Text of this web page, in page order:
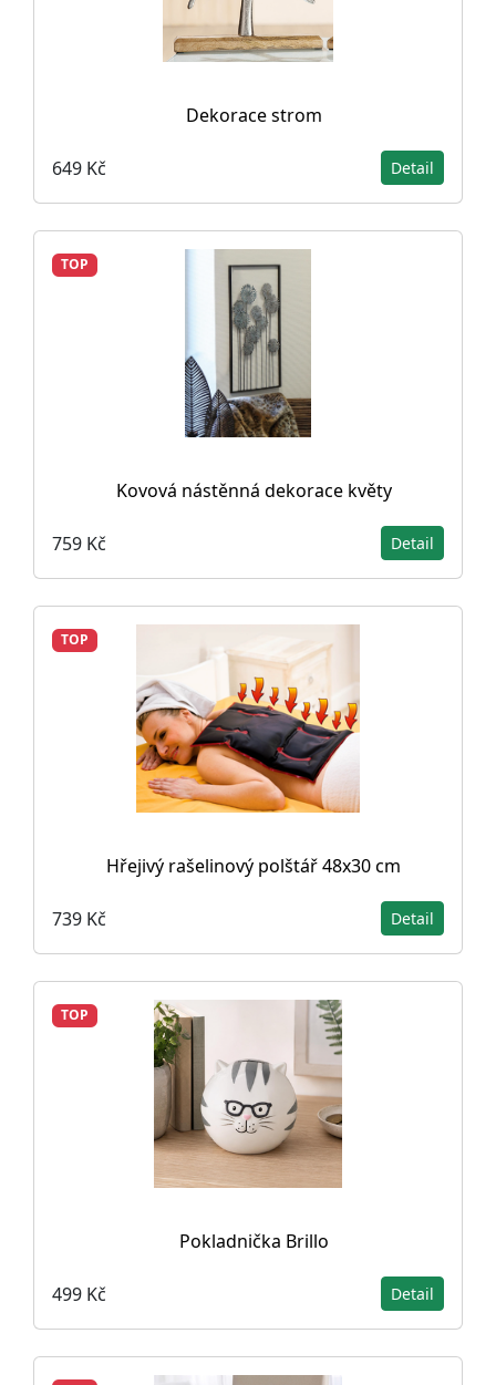
Dekorace strom
649 Kč Detail
TOP
Kovová nástěnná dekorace květy
759 Kč Detail
TOP
Hřejivý rašelinový polštář 48x30 cm
739 Kč Detail
TOP
Pokladnička Brillo
499 Kč Detail